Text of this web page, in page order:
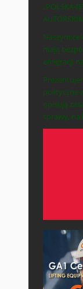
„POLSKA-
Naszym
mają
emigracji
polityczne
opisują
sprawy, na